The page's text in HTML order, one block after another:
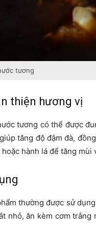
tương
thiện hương vị
tương có thể được
tăng độ đậm đà,
hành lá để tăng mùi
thường được sử
nhỏ, ăn kèm cơm